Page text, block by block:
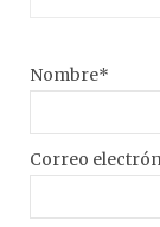
Nombre*
Correo